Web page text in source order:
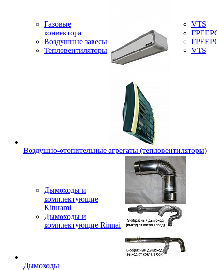
Газовые
конвектора
Воздушные завесы
Тепловентиляторы
VTS
VTS
Воздушно-отопительные агрегаты (тепловентиляторы)
Дымоходы и
комплектующие
Kiturami
Дымоходы и
комплектующие Rinnai
Дымоходы